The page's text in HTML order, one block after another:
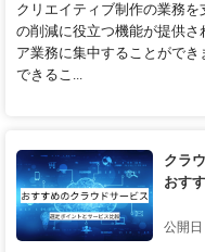
クリエイティブ制作の業務
の削減に役立つ機能が提供
ア業務に集中することがで
できるこ...
クラ
おす
公開日